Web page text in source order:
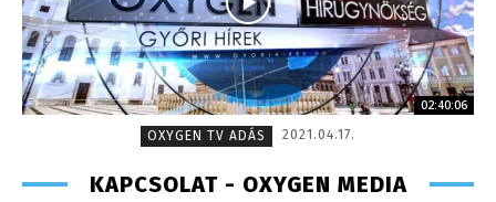
02:40:06
OXYGEN TV ADÁS
2021.04.17.
KAPCSOLAT - OXYGEN MEDIA